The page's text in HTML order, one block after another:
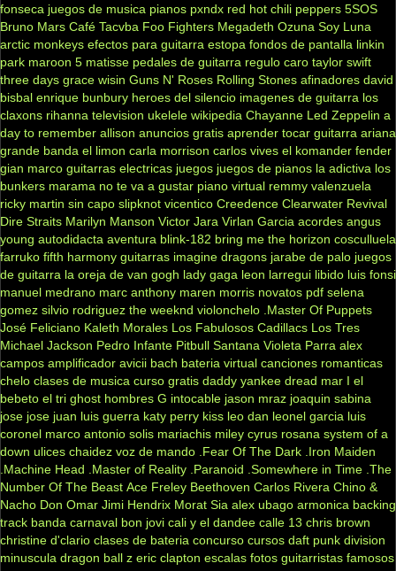
fonseca juegos de musica pianos pxndx red hot chili peppers 5SOS
Bruno Mars Café Tacvba Foo Fighters Megadeth Ozuna Soy Luna
arctic monkeys efectos para guitarra estopa fondos de pantalla linkin
park maroon 5 matisse pedales de guitarra regulo caro taylor swift
three days grace wisin Guns N' Roses Rolling Stones afinadores david
bisbal enrique bunbury heroes del silencio imagenes de guitarra los
claxons rihanna television ukelele wikipedia Chayanne Led Zeppelin a
day to remember allison anuncios gratis aprender tocar guitarra ariana
grande banda el limon carla morrison carlos vives el komander fender
gian marco guitarras electricas juegos juegos de pianos la adictiva los
bunkers marama no te va a gustar piano virtual remmy valenzuela
ricky martin sin capo slipknot vicentico Creedence Clearwater Revival
Dire Straits Marilyn Manson Victor Jara Virlan Garcia acordes angus
young autodidacta aventura blink-182 bring me the horizon cosculluela
farruko fifth harmony guitarras imagine dragons jarabe de palo juegos
de guitarra la oreja de van gogh lady gaga leon larregui libido luis fonsi
manuel medrano marc anthony maren morris novatos pdf selena
gomez silvio rodriguez the weeknd violonchelo .Master Of Puppets
José Feliciano Kaleth Morales Los Fabulosos Cadillacs Los Tres
Michael Jackson Pedro Infante Pitbull Santana Violeta Parra alex
campos amplificador avicii bach bateria virtual canciones romanticas
chelo clases de musica curso gratis daddy yankee dread mar I el
bebeto el tri ghost hombres G intocable jason mraz joaquin sabina
jose jose juan luis guerra katy perry kiss leo dan leonel garcia luis
coronel marco antonio solis mariachis miley cyrus rosana system of a
down ulices chaidez voz de mando .Fear Of The Dark .Iron Maiden
.Machine Head
.Master of Reality .Paranoid .Somewhere in Time .The
Number Of The Beast Ace Freley Beethoven Carlos Rivera Chino &
Nacho Don Omar Jimi Hendrix Morat Sia alex ubago armonica backing
track banda carnaval bon jovi cali y el dandee calle 13 chris brown
christine d'clario clases de bateria concurso cursos daft punk division
minuscula dragon ball z eric clapton escalas fotos guitarristas famosos